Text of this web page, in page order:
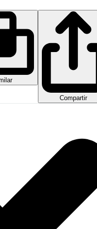
Compartir